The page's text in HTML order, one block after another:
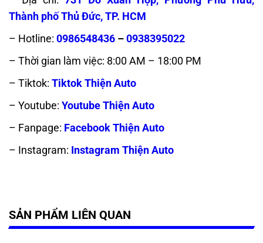
Thành phố Thủ Đức, TP. HCM
– Hotline: 0986548436 –0938395022
– Thời gian làm việc: 8:00 AM – 18:00 PM
– Tiktok: Tiktok Thiện Auto
– Youtube: Youtube Thiện Auto
– Fanpage: Facebook Thiện Auto
– Instagram: Instagram Thiện Auto
SẢN PHẨM LIÊN QUAN